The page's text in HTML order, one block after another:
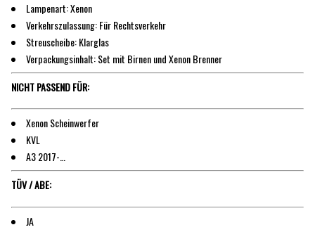
Lampenart: Xenon
Verkehrszulassung: Für Rechtsverkehr
Streuscheibe: Klarglas
Verpackungsinhalt: Set mit Birnen und Xenon Brenner
NICHT PASSEND FÜR:
Xenon Scheinwerfer
KVL
A3 2017-…
TÜV / ABE:
JA